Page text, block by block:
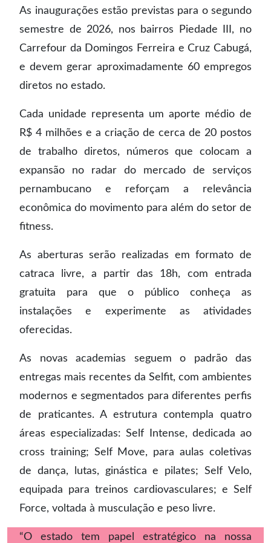
As inaugurações estão previstas para o segundo
semestre de 2026, nos bairros Piedade III, no
Carrefour da Domingos Ferreira e Cruz Cabugá,
e devem gerar aproximadamente 60 empregos
diretos no estado.
Cada unidade representa um aporte médio de
R$ 4 milhões e a criação de cerca de 20 postos
de trabalho diretos, números que colocam a
expansão no radar do mercado de serviços
pernambucano e reforçam a relevância
econômica do movimento para além do setor de
fitness.
As aberturas serão realizadas em formato de
catraca livre, a partir das 18h, com entrada
gratuita para que o público conheça as
instalações e experimente as atividades
oferecidas.
As novas academias seguem o padrão das
entregas mais recentes da Selfit, com ambientes
modernos e segmentados para diferentes perfis
de praticantes. A estrutura contempla quatro
áreas especializadas: Self Intense, dedicada ao
cross training; Self Move, para aulas coletivas
de dança, lutas, ginástica e pilates; Self Velo,
equipada para treinos cardiovasculares; e Self
Force, voltada à musculação e peso livre.
“O estado tem papel estratégico na nossa